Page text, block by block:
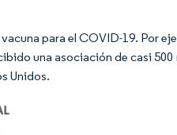
para el COVID-19. Por
una asociación de casi 500
Unidos.